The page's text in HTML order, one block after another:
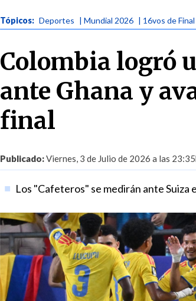
Tópicos: Deportes | Mundial 2026 | 16vos de Final
Colombia logró
ante Ghana y
final
Publicado:Viernes, 3 de Julio de 2026 a las
Los "Cafeteros" se medirán ante Suiza